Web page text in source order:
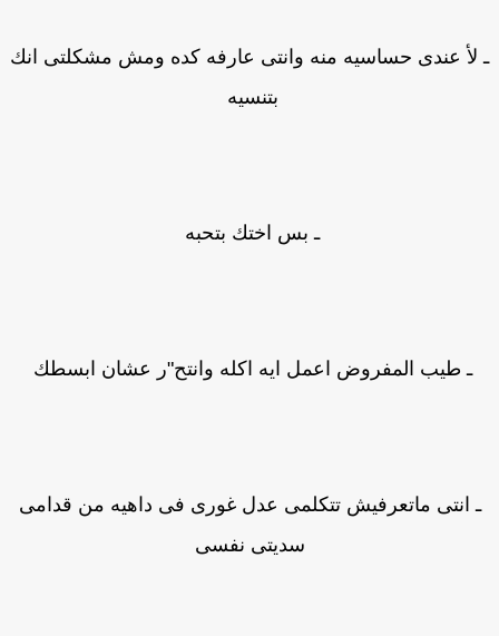
لأ عندى حساسيه منه وانتى عارفه كده ومش مشكلتى انك
بتنسيه
ـ بس اختك بتحبه
ـ طيب المفروض اعمل ايه اكله وانتح"ر عشان ابسطك
انتى ماتعرفيش تتكلمى عدل غورى فى داهيه من قدامى
سديتى نفسى